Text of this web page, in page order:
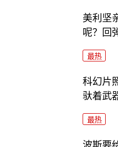
美利坚
呢？回
最热
科幻片
驮着武
最热